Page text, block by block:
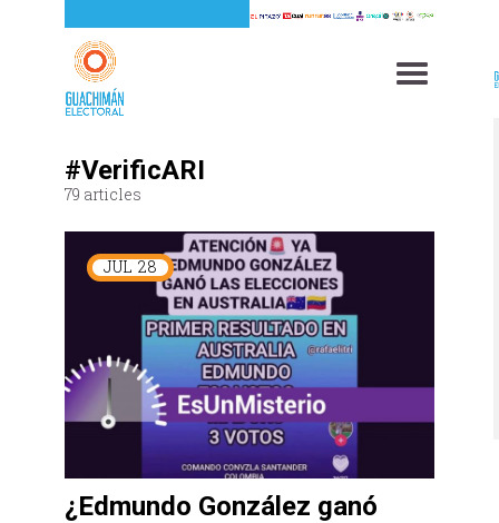
#VerificARI
79 articles
JUL 28
¿Edmundo González ganó